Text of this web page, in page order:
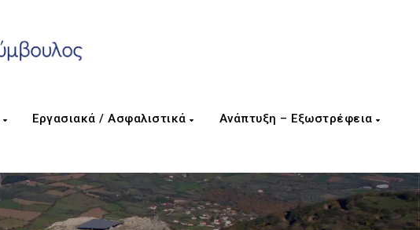
Εργασιακά / Ασφαλιστικά Ανάπτυξη – Εξωστρέφεια